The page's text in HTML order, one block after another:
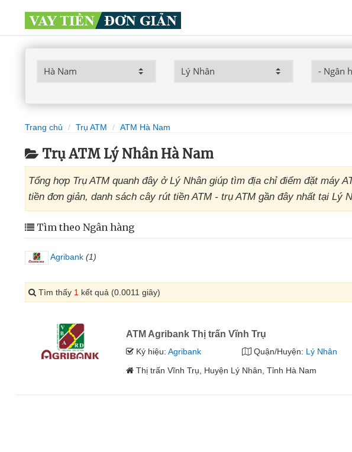
Trang chủ Trụ ATM ATM Hà Nam
Trụ ATM Lý Nhân Hà Nam
Tổng hợp Trụ ATM quanh đây ở Lý Nhân giúp tìm địa chỉ điểm đặt máy
tiền đơn giản, danh sách cây rút tiền ATM - trụ ATM gần đây nhất tại Lý
Tìm theo Ngân hàng
Agribank (1)
Tìm thấy 1 kết quả (0.0011 giây)
ATM Agribank Thị trấn Vĩnh Trụ
Ký hiệu:Agribank Quận/Huyện: Lý Nhân
Thị trấn Vĩnh Trụ, Huyện Lý Nhân, Tỉnh Hà Nam